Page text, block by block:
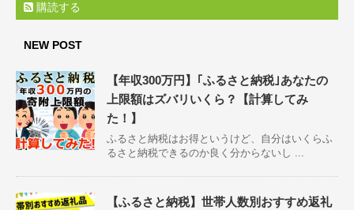
購読する
NEW POST
【年収300万円】｢ふるさと納税｣あなたの
上限額はズバリいくら？【計算してみ
た！】
ふるさと納税はお得というけど、自分はいくらふ
るさと納税できるのか良く分からないし ...
【ふるさと納税】世帯人数別おすすめ返礼